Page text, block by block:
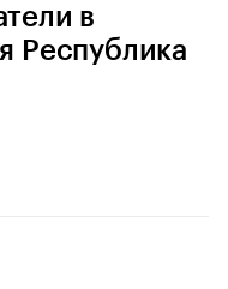
в
Республика